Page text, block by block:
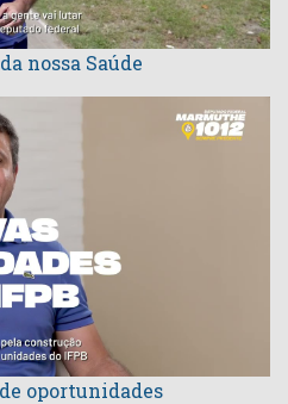
nossa Saúde
oportunidades